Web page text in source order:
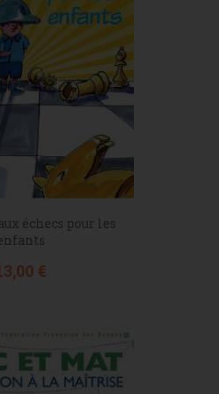
échecs pour les
€